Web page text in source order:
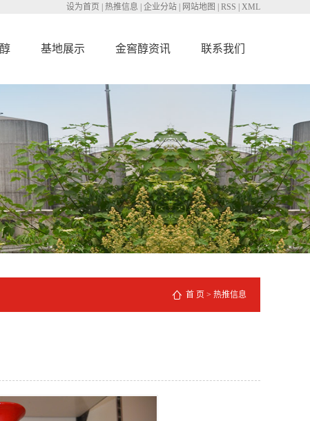
设为首页 热推信息 企业分站 网站地图 RSS XML
基地展示 金窖醇资讯 联系我们
首 页 > 热推信息